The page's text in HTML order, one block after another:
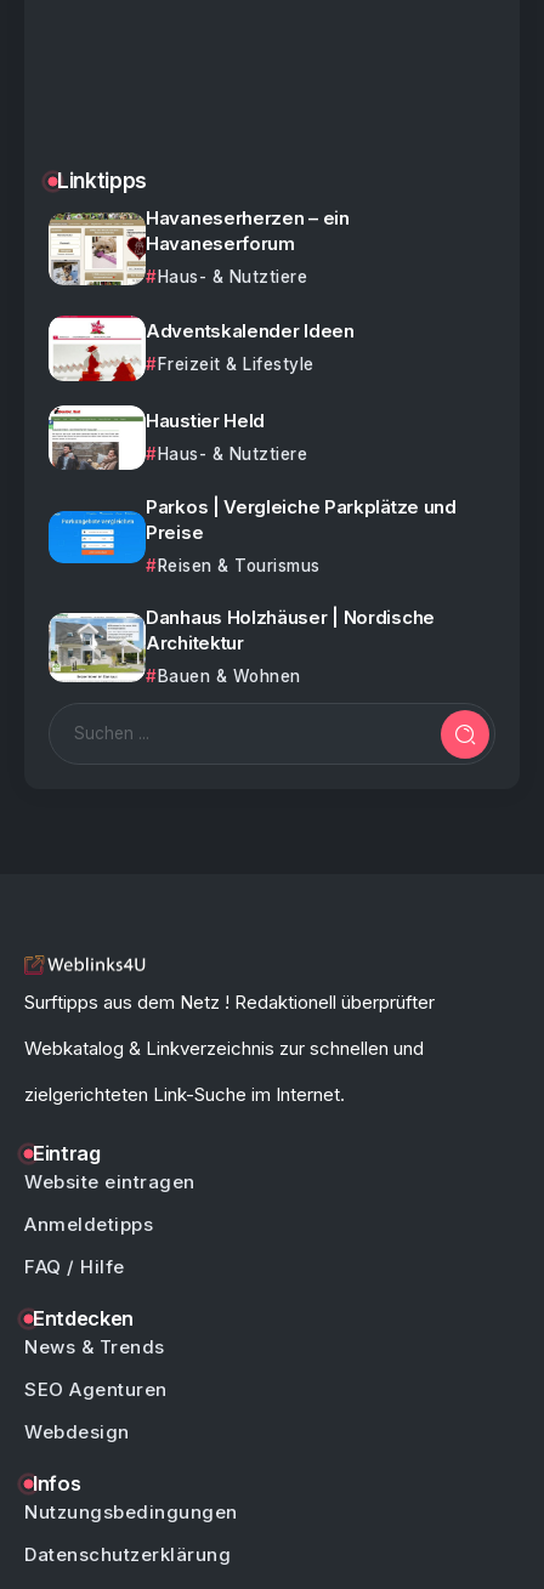
Linktipps
Havaneserherzen – ein
Havaneserforum
Haus- & Nutztiere
Adventskalender Ideen
Freizeit & Lifestyle
Haustier Held
Haus- & Nutztiere
Parkos | Vergleiche Parkplätze und
Preise
Reisen & Tourismus
Danhaus Holzhäuser | Nordische
Architektur
Bauen & Wohnen
Surftipps aus dem Netz ! Redaktionell überprüfter
Webkatalog & Linkverzeichnis zur schnellen und
zielgerichteten Link-Suche im Internet.
Eintrag
Website eintragen
Anmeldetipps
FAQ / Hilfe
Entdecken
News & Trends
SEO Agenturen
Webdesign
Infos
Nutzungsbedingungen
Datenschutzerklärung